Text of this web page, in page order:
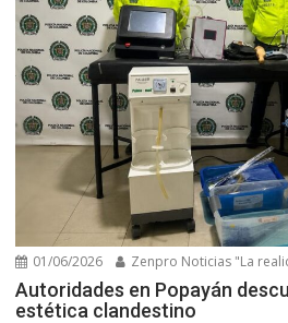
01/06/2026 Zenpro Noticias "La
Autoridades en Popayán
estética clandestino